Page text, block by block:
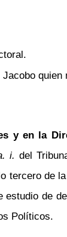
y en la
i. del
tercero de
estudio de
Políticos.